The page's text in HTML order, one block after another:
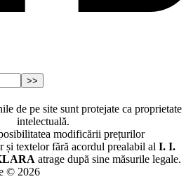
>>
de pe site sunt protejate ca proprietate
intelectuală.
modificării prețurilor
și textelor fără acordul prealabil al I. I.
atrage după sine măsurile legale.
© 2026